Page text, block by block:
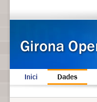
Inici Dades